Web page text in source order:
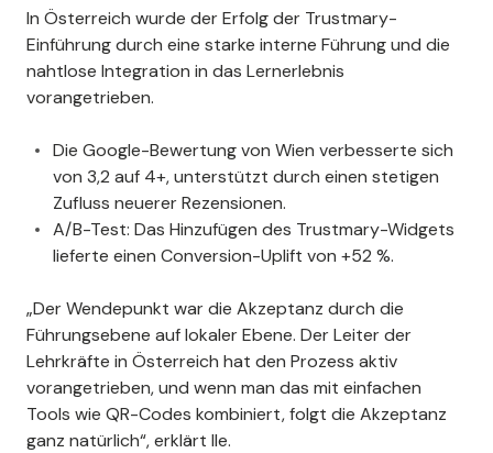
In Österreich wurde der Erfolg der Trustmary-
Einführung durch eine starke interne Führung und die
nahtlose Integration in das Lernerlebnis
vorangetrieben.
Die Google-Bewertung von Wien verbesserte sich
von 3,2 auf 4+, unterstützt durch einen stetigen
Zufluss neuerer Rezensionen.
A/B-Test: Das Hinzufügen des Trustmary-Widgets
lieferte einen Conversion-Uplift von +52 %.
„Der Wendepunkt war die Akzeptanz durch die
Führungsebene auf lokaler Ebene. Der Leiter der
Lehrkräfte in Österreich hat den Prozess aktiv
vorangetrieben, und wenn man das mit einfachen
Tools wie QR-Codes kombiniert, folgt die Akzeptanz
ganz natürlich“, erklärt Ile.